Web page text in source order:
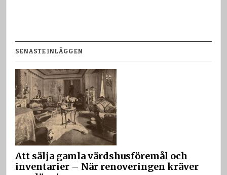
SENASTE INLÄGGEN
Att sälja gamla värdshusföremål och
inventarier – När renoveringen kräver